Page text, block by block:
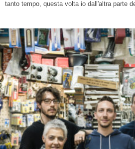
tanto tempo, questa volta io dall'altra parte